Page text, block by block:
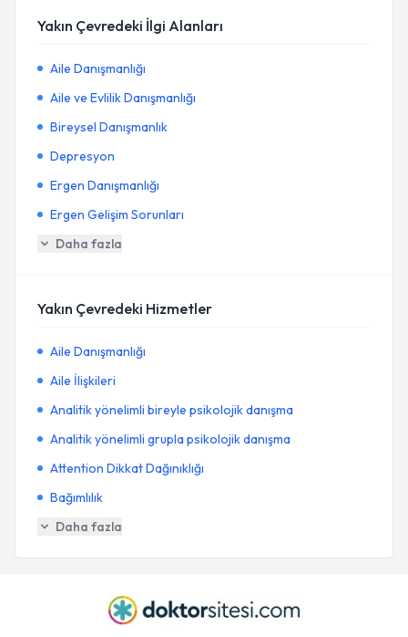
Yakın Çevredeki İlgi Alanları
Aile Danışmanlığı
Aile ve Evlilik Danışmanlığı
Bireysel Danışmanlık
Depresyon
Ergen Danışmanlığı
Ergen Gelişim Sorunları
Daha fazla
Yakın Çevredeki Hizmetler
Aile Danışmanlığı
Aile İlişkileri
Analitik yönelimli bireyle psikolojik danışma
Analitik yönelimli grupla psikolojik danışma
Attention Dikkat Dağınıklığı
Bağımlılık
Daha fazla